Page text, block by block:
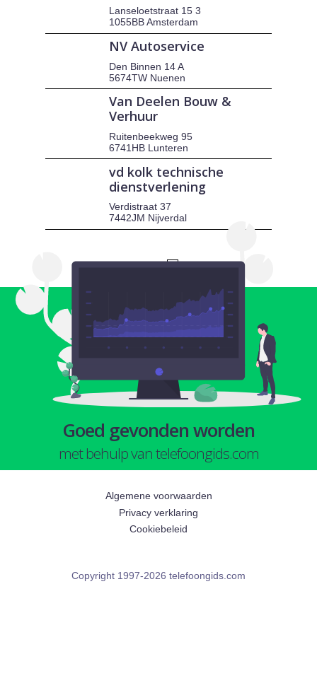
Lanseloetstraat 15 3
1055BB Amsterdam
NV Autoservice
Den Binnen 14 A
5674TW Nuenen
Van Deelen Bouw &
Verhuur
Ruitenbeekweg 95
6741HB Lunteren
vd kolk technische
dienstverlening
Verdistraat 37
7442JM Nijverdal
Goed gevonden worden
met behulp van telefoongids.com
Algemene voorwaarden
Privacy verklaring
Cookiebeleid
Copyright 1997-2026 telefoongids.com